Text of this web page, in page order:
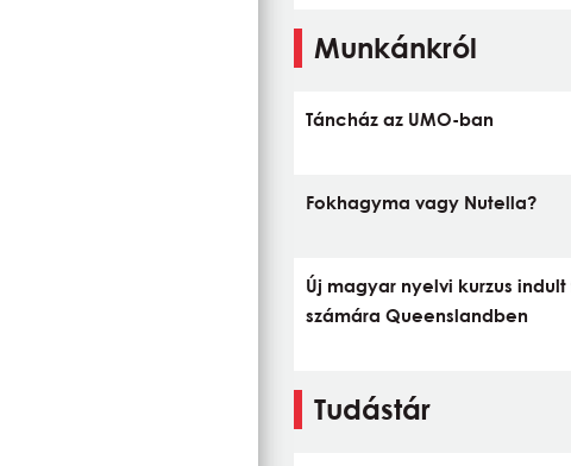
Munkánkról
Táncház az UMO-ban
Fokhagyma vagy Nutella?
Új magyar nyelvi kurzus
számára Queenslandben
Tudástár